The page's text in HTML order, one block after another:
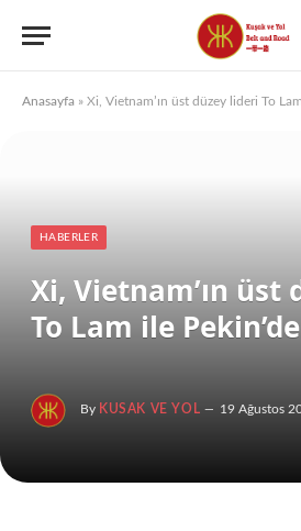
Anasayfa » Xi, Vietnam’ın üst düzey lideri To
HABERLER
Xi, Vietnam’ın üst
To Lam ile
By KUSAK VE YOL 19 Ağustos